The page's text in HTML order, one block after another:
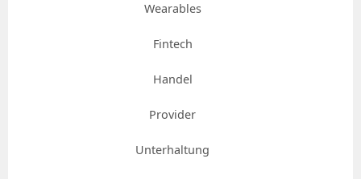
Wearables
Fintech
Handel
Provider
Unterhaltung